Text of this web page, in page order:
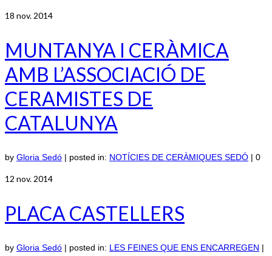
18 nov. 2014
MUNTANYA I CERÀMICA
AMB L’ASSOCIACIÓ DE
CERAMISTES DE
CATALUNYA
by Gloria Sedó | posted in: NOTÍCIES DE CERÀMIQUES SEDÓ | 0
12 nov. 2014
PLACA CASTELLERS
by Gloria Sedó | posted in: LES FEINES QUE ENS ENCARREGEN |